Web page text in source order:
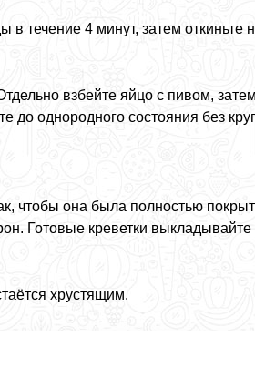
течение 4 минут, затем откиньте
взбейте яйцо с пивом,
до однородного состояния без
чтобы она была полностью
Готовые креветки
хрустящим.